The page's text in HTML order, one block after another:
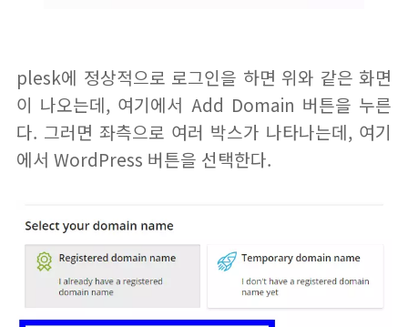
plesk에 정상적으로 로그인을 하면 위와 같은 화면
이 나오는데, 여기에서 Add Domain 버튼을 누른
다. 그러면 좌측으로 여러 박스가 나타나는데, 여기
에서 WordPress 버튼을 선택한다.